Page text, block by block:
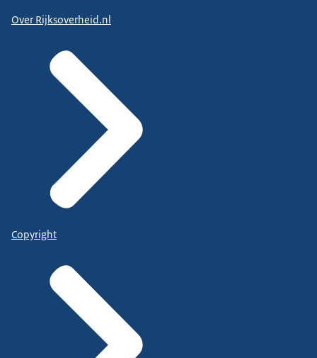
Over Rijksoverheid.nl
Copyright